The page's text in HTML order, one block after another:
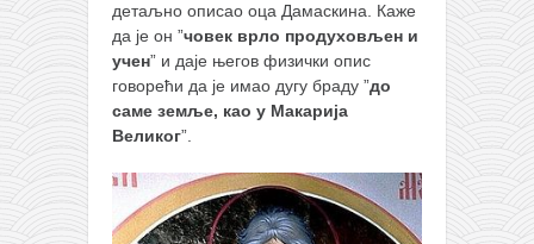
детаљно описао оца Дамаскина. Каже
да је он ”човек врло продуховљен и
учен” и даје његов физички опис
говорећи да је имао дугу браду ”до
саме земље, као у Макарија
Великог”.